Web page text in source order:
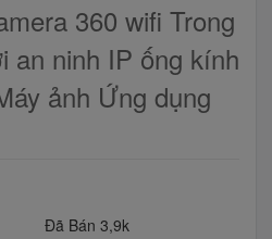
360 wifi Trong
an ninh IP ống kính
ảnh Ứng dụng
Đã Bán 3,9k